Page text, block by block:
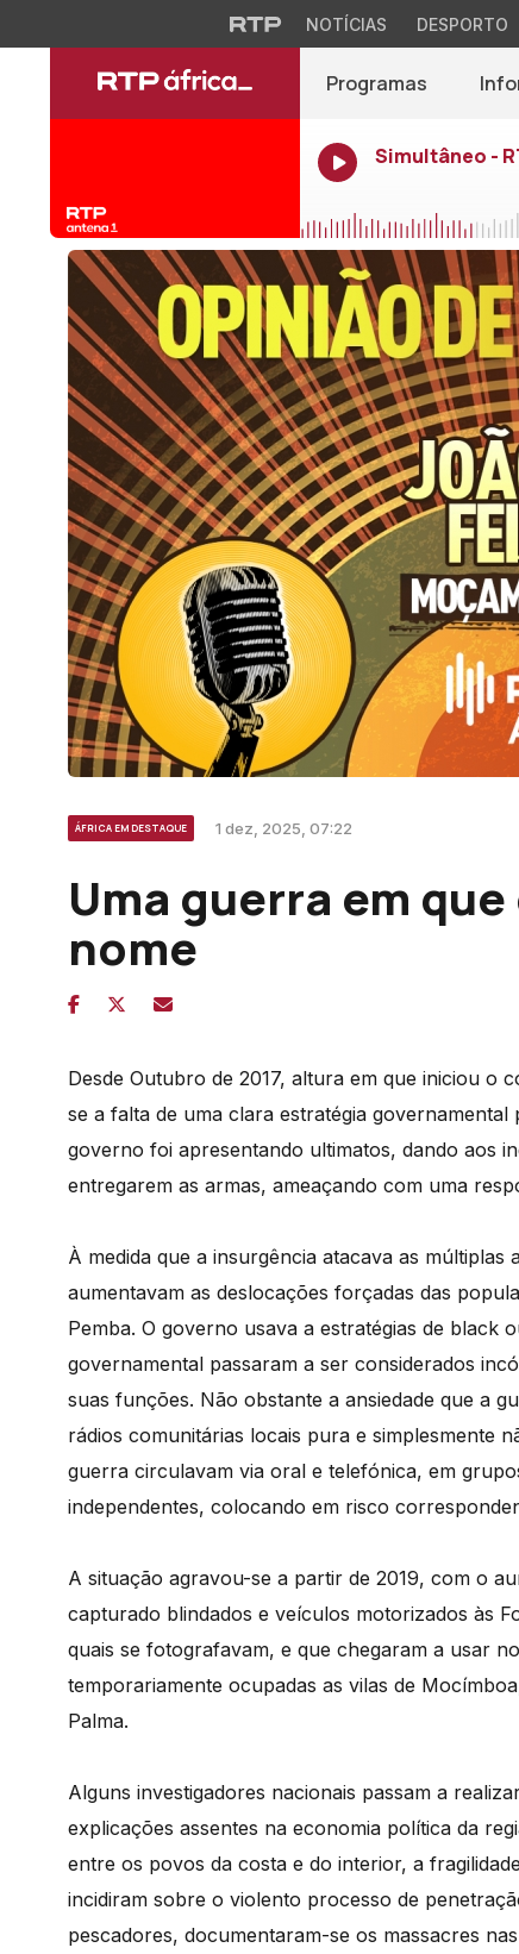
NOTÍCIAS DESPORTO
Programas
Simultâneo -
ÁFRICA EM DESTAQUE 1 dez, 2025, 07:22
Uma guerra em
nome
Desde Outubro de 2017, altura em que iniciou o
se a falta de uma clara estratégia
governo foi apresentando ultimatos, dando aos
entregarem as armas, ameaçando com uma
À medida que a insurgência atacava as
aumentavam as deslocações forçadas das
Pemba. O governo usava a estratégias de black
governamental passaram a ser considerados
suas funções. Não obstante a ansiedade que a
rádios comunitárias locais pura e simplesmente
guerra circulavam via oral e telefónica, em
independentes, colocando em risco
A situação agravou-se a partir de 2019, com o
capturado blindados e veículos motorizados às
quais se fotografavam, e que chegaram a usar
temporariamente ocupadas as vilas de
Palma.
Alguns investigadores nacionais passam a
explicações assentes na economia política da
entre os povos da costa e do interior, a
incidiram sobre o violento processo de
pescadores, documentaram-se os massacres